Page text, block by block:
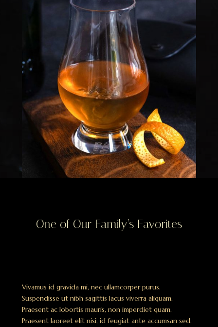
One of Our Family’s Favorites
Vivamus id gravida mi, nec ullamcorper purus.
Suspendisse ut nibh sagittis lacus viverra aliquam.
Praesent ac lobortis mauris, non imperdiet quam.
Praesent laoreet elit nisi, id feugiat ante accumsan sed.